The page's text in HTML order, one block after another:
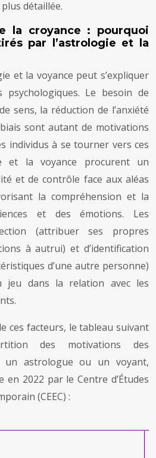
détaillée.
la croyance : pourquoi
par l’astrologie et la
et la voyance peut s’expliquer
Le besoin de
sens, la réduction de l’anxiété
sont autant de motivations
individus à se tourner vers ces
et la voyance procurent un
et de contrôle face aux aléas
la compréhension et la
et des émotions. Les
(attribuer ses propres
à autrui) et d’identification
d’une autre personne)
jeu dans la relation avec les
ces facteurs, le tableau suivant
des motivations des
un astrologue ou un voyant,
en 2022 par le Centre d’Études
(CEEC) :